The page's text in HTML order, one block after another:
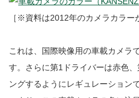
［※資料は2012年のカメラカラー
これは、国際映像用の車載カメラ
す。さらに第1ドライバーは赤色
ングするようにレギュレーション